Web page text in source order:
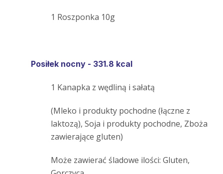
1 Roszponka 10g
Posiłek nocny - 331.8 kcal
1 Kanapka z wędliną i sałatą
(Mleko i produkty pochodne (łączne z
laktozą), Soja i produkty pochodne, Zboża
zawierające gluten)
Może zawierać śladowe ilości: Gluten,